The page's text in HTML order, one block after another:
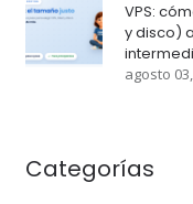
VPS:
y disco)
agosto
Categorías